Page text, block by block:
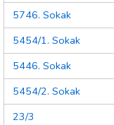
5746. Sokak
5454/1. Sokak
5446. Sokak
5454/2. Sokak
23/3